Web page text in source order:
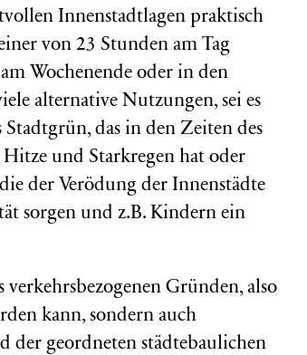
Innenstadtlagen praktisch
von 23 Stunden am Tag
Wochenende oder in den
alternative Nutzungen, sei es
das in den Zeiten des
und Starkregen hat oder
der Verödung der Innenstädte
sorgen und z.B. Kindern ein
Gründen, also
kann, sondern auch
der geordneten städtebaulichen